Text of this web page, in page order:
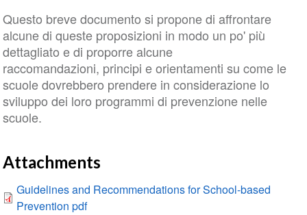
Questo breve documento si propone di affrontare
alcune di queste proposizioni in modo un po' più
dettagliato e di proporre alcune
raccomandazioni, principi e orientamenti su come le
scuole dovrebbero prendere in considerazione lo
sviluppo dei loro programmi di prevenzione nelle
scuole.
Attachments
Guidelines and Recommendations for School-based
Prevention pdf